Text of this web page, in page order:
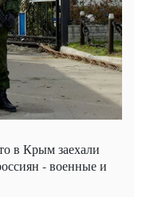
в Крым заехали
- военные и